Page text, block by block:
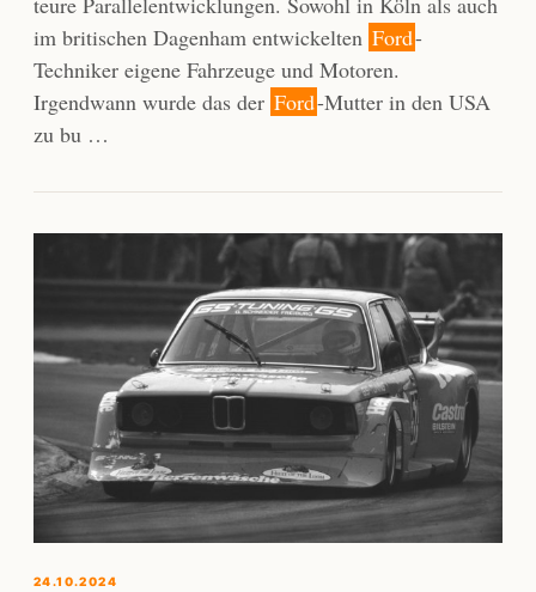
im britischen Dagenham entwickelten Ford-
Techniker eigene Fahrzeuge und Motoren.
Irgendwann wurde das der Ford-Mutter in den USA
zu bu …
24.10.2024